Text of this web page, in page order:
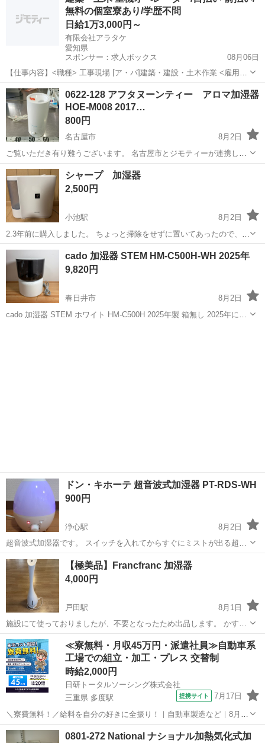
無料の個室寮あり/学歴不問
日給1万3,000円～
有限会社アラタケ
愛知県
スポンサー：求人ボックス
08月06日
【仕事内容】<職種> 工事現場 [ア・パ]建築・建設・土木作業 <雇用形
態> アルバイト・パート <給与> [ア・パ]日給13,000円～ 研修期間1～
3ヵ月は日給10,000円(条件変動なし) 昇給あり 残業・出張手当あり 日
払...
アルバイト・パート
0622-128 アフタヌーンティー アロマ加湿器
HOE-M008 2017…
800円
名古屋市
8月2日
ご覧いただき有り難うございます。 名古屋市とジモティーが連携して
運営しています。 粗⼤ごみ等の減量を⽬的にまだ使えるものをリユー
スしています。 ★★★★★ ご自宅にある不要品を是非ジモティースポ
ットへお持...
愛知 名古屋市 季節、空調家電
シャープ 加湿器
2,500円
小池駅
8月2日
2.3年前に購入しました。 ちょっと掃除をせずに置いてあったので、汚
い状態なので、ご理解ある方のみお願いします！
愛知 豊橋市 小池駅 季節、空調家電
cado 加湿器 STEM HM-C500H-WH 2025年
9,820円
春日井市
8月2日
cado 加湿器 STEM ホワイト HM-C500H 2025年製 箱無し 2025年に購
ドン・キホーテ 超音波式加湿器 PT-RDS-WH
900円
浄心駅
8月2日
超音波式加湿器です。 ​スイッチを入れてからすぐにミストが出る超音
波式で、ヒーターを使わないため電気代が安く、触っても熱くないの
で安心・安全に使っていただけます。 インテリアに馴染みやすいシン
愛知 名古屋市 浄心駅 季節、空調家電
【極美品】Francfranc 加湿器
4,000円
戸田駅
8月1日
施設にて使っておりましたが、不要となったため出品します。 かすり
傷ありますが、目立ちません。 動作確認済みです。 簡易清掃済みにな
ります。 多少の値下げ交渉可能です。 よろしくお願いいたします。
愛知 名古屋市 戸田駅 季節、空調家電
≪寮無料・月収45万円・派遣社員≫自動車系
工場での組立・加工・プレス 交替制
時給2,000円
日研トータルソーシング株式会社
三重県 多度駅
提携サイト 7月17日
＼寮費無料！／給料を自分の好きに全振り！｜自動車製造など｜8月入
社特典最大20万円！｜入社から半年後には時給2,050円！さらに長く働
くほど時給UP☆ トヨタ車の製造（組立・加工など） トヨタ車体各工
三重 いなべ市
0801-272 National ナショナル加熱気化式加